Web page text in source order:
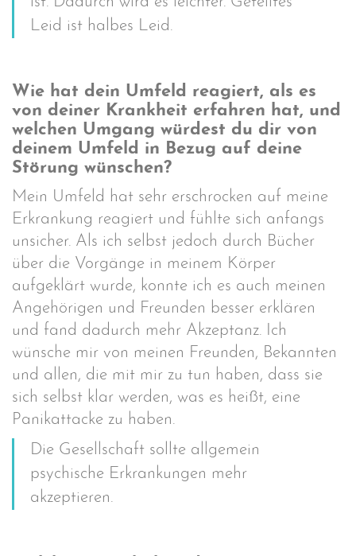
Leid ist halbes Leid.
Wie hat dein Umfeld reagiert, als es
von deiner Krankheit erfahren hat, und
welchen Umgang würdest du dir von
deinem Umfeld in Bezug auf deine
Störung wünschen?
Mein Umfeld hat sehr erschrocken auf meine
Erkrankung reagiert und fühlte sich anfangs
unsicher. Als ich selbst jedoch durch Bücher
über die Vorgänge in meinem Körper
aufgeklärt wurde, konnte ich es auch meinen
Angehörigen und Freunden besser erklären
und fand dadurch mehr Akzeptanz. Ich
wünsche mir von meinen Freunden, Bekannten
und allen, die mit mir zu tun haben, dass sie
sich selbst klar werden, was es heißt, eine
Panikattacke zu haben.
Die Gesellschaft sollte allgemein
psychische Erkrankungen mehr
akzeptieren.